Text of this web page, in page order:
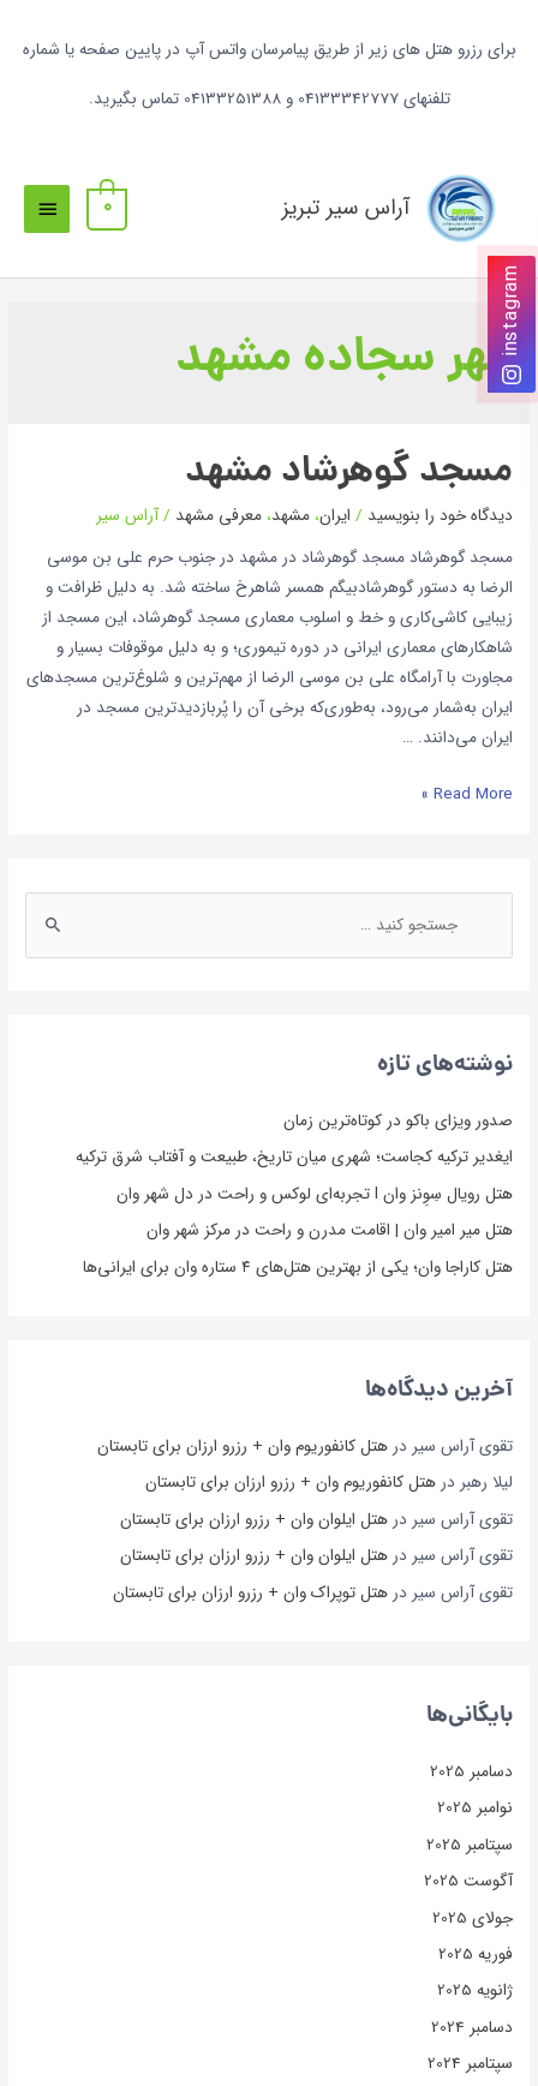
برای رزرو هتل های زیر از طریق پیامرسان واتس آپ در پایین صفحه یا شماره
تلفنهای 04133342777 و 04133251388 تماس بگیرید.
آراس سیر تبریز 0
مهر سجاده مشهد
مسجد گوهرشاد مشهد
دیدگاه‌ خود را بنویسید / ایران،مشهد،معرفی مشهد /آراس سیر
مسجد گوهرشاد مسجد گوهرشاد در مشهد در جنوب حرم علی بن موسی
الرضا به دستور گوهرشادبیگم همسر شاهرخ ساخته شد. به دلیل ظرافت و
زیبایی کاشی‌کاری و خط و اسلوب معماری مسجد گوهرشاد، این مسجد از
شاهکارهای معماری ایرانی در دوره تیموری؛ و به دلیل موقوفات بسیار و
مجاورت با آرامگاه علی بن موسی الرضا از مهم‌ترین و شلوغ‌ترین مسجدهای
ایران به‌شمار می‌رود، به‌طوری‌که برخی آن را پُربازدیدترین مسجد در
ایران می‌دانند. …
Read More »
نوشته‌های تازه
صدور ویزای باکو در کوتاه‌ترین زمان
ایغدیر ترکیه کجاست؛ شهری میان تاریخ، طبیعت و آفتاب شرق ترکیه
هتل رویال سِوِنز وان l تجربه‌ای لوکس و راحت در دل شهر وان
هتل میر امیر وان | اقامت مدرن و راحت در مرکز شهر وان
هتل کاراجا وان؛ یکی از بهترین هتل‌های ۴ ستاره وان برای ایرانی‌ها
آخرین دیدگاه‌ها
تقوی آراس سیر درهتل کانفوریوم وان + رزرو ارزان برای تابستان
لیلا رهبر درهتل کانفوریوم وان + رزرو ارزان برای تابستان
تقوی آراس سیر درهتل ایلوان وان + رزرو ارزان برای تابستان
تقوی آراس سیر درهتل ایلوان وان + رزرو ارزان برای تابستان
تقوی آراس سیر درهتل توپراک وان + رزرو ارزان برای تابستان
بایگانی‌ها
دسامبر 2025
نوامبر 2025
سپتامبر 2025
آگوست 2025
جولای 2025
فوریه 2025
ژانویه 2025
دسامبر 2024
سپتامبر 2024
instagram